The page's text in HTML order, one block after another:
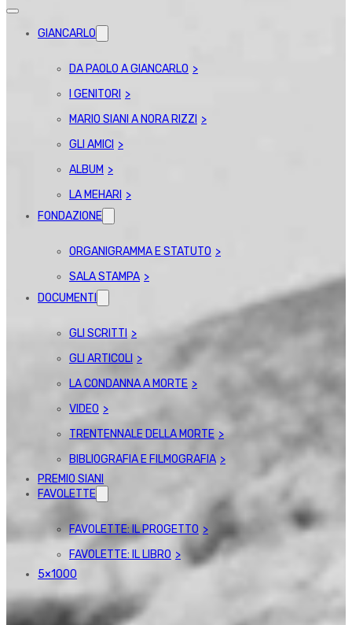
GIANCARLO
DA PAOLO A GIANCARLO
I GENITORI
MARIO SIANI A NORA RIZZI
GLI AMICI
ALBUM
LA MEHARI
FONDAZIONE
ORGANIGRAMMA E STATUTO
SALA STAMPA
DOCUMENTI
GLI SCRITTI
GLI ARTICOLI
LA CONDANNA A MORTE
VIDEO
TRENTENNALE DELLA MORTE
BIBLIOGRAFIA E FILMOGRAFIA
PREMIO SIANI
FAVOLETTE
FAVOLETTE: IL PROGETTO
FAVOLETTE: IL LIBRO
5×1000